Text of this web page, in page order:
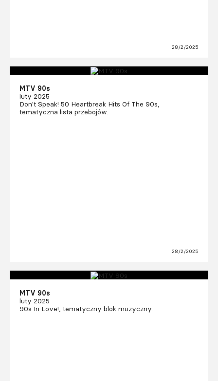
28/2/2025
MTV 90s
luty 2025
Don't Speak! 50 Heartbreak Hits Of The 90s,
tematyczna lista przebojów.
28/2/2025
MTV 90s
luty 2025
90s In Love!, tematyczny blok muzyczny.